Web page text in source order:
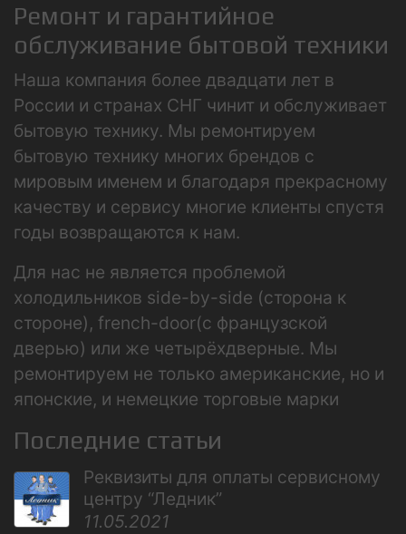
Ремонт и гарантийное
обслуживание бытовой техники
Наша компания более двадцати лет в
России и странах СНГ чинит и обслуживает
бытовую технику. Мы ремонтируем
бытовую технику многих брендов с
мировым именем и благодаря прекрасному
качеству и сервису многие клиенты спустя
годы возвращаются к нам.
Для нас не является проблемой
холодильников side-by-side (сторона к
стороне), french-door(с французской
дверью) или же четырёхдверные. Мы
ремонтируем не только американские, но и
японские, и немецкие торговые марки
Последние статьи
Реквизиты для оплаты сервисному
центру “Ледник”
11.05.2021